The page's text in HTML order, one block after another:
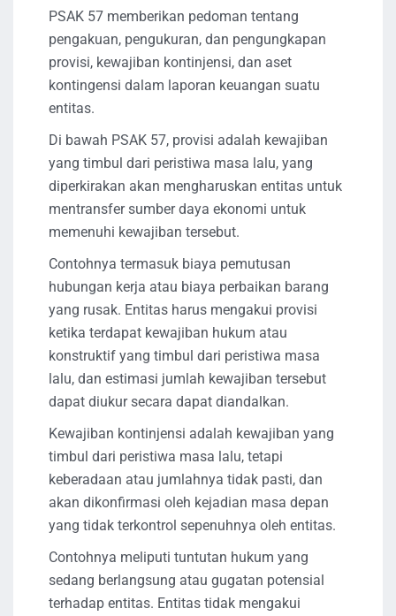
PSAK 57 memberikan pedoman tentang
pengakuan, pengukuran, dan pengungkapan
provisi, kewajiban kontinjensi, dan aset
kontingensi dalam laporan keuangan suatu
entitas.
Di bawah PSAK 57, provisi adalah kewajiban
yang timbul dari peristiwa masa lalu, yang
diperkirakan akan mengharuskan entitas untuk
mentransfer sumber daya ekonomi untuk
memenuhi kewajiban tersebut.
Contohnya termasuk biaya pemutusan
hubungan kerja atau biaya perbaikan barang
yang rusak. Entitas harus mengakui provisi
ketika terdapat kewajiban hukum atau
konstruktif yang timbul dari peristiwa masa
lalu, dan estimasi jumlah kewajiban tersebut
dapat diukur secara dapat diandalkan.
Kewajiban kontinjensi adalah kewajiban yang
timbul dari peristiwa masa lalu, tetapi
keberadaan atau jumlahnya tidak pasti, dan
akan dikonfirmasi oleh kejadian masa depan
yang tidak terkontrol sepenuhnya oleh entitas.
Contohnya meliputi tuntutan hukum yang
sedang berlangsung atau gugatan potensial
terhadap entitas. Entitas tidak mengakui